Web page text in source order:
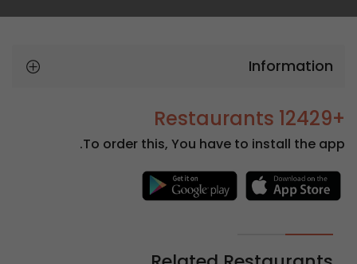
Information
+12429 Restaurants
To order this, You have to install the app.